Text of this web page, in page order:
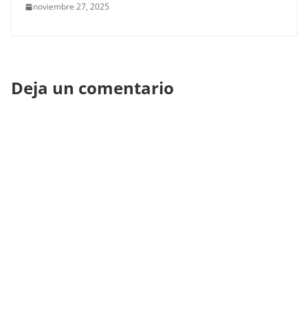
noviembre 27, 2025
Deja un comentario